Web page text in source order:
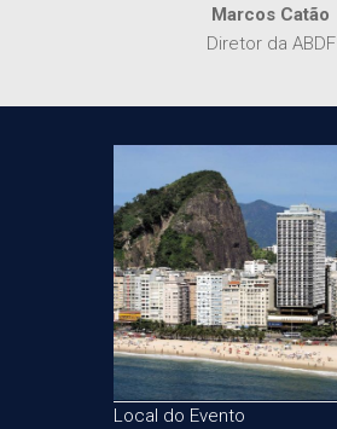
Marcos Catão
Diretor da ABDF
Local do Evento